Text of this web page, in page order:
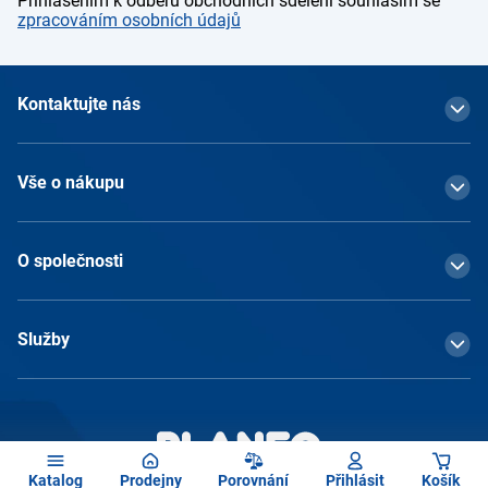
Katalog Prodejny Porovnání Přihlásit Košík
zpracováním osobních údajů
Kontaktujte nás
Vše o nákupu
O společnosti
Služby